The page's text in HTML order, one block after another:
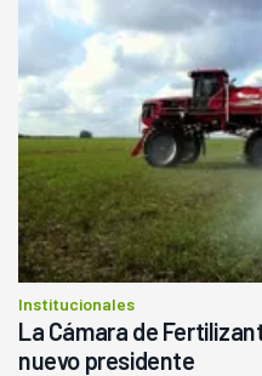
Institucionales
La Cámara de
nuevo presidente